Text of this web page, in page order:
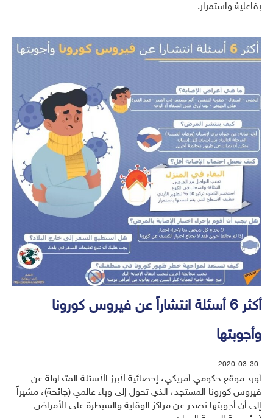
بفاعلية واستمرار.
أكثر 6 أسئلة انتشاراً عن فيروس كورونا
وأجوبتها
2020-03-30
أورد موقع حكومي أمريكي، إحصائية لأبرز الأسئلة المتداولة عن
فيروس كورونا المستجد، الذي تحول إلى وباء عالمي (جائحة)، مشيراً
إلى أن أجوبتها تصدر عن مراكز الوقاية والسيطرة على الأمراض